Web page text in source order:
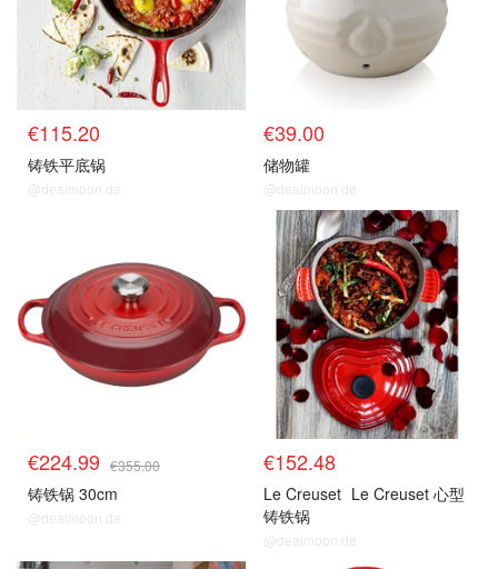
€115.20
铸铁平底锅
@dealmoon.de
€39.00
储物罐
@dealmoon.de
€224.99 €355.00
铸铁锅 30cm
@dealmoon.de
€152.48
Le Creuset Le Creuset 心型
铸铁锅
@dealmoon.de